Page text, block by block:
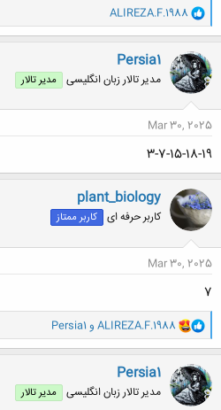
و
ا
ک
ن
ش
ه
ا
ALIREZA.F.1988
Persia1
مدیر تالار زبان انگلیسی مدیر تالار
Mar 30, 2025
۳-۷-۱۵-۱۸-۱۹
plant_biology
کاربر حرفه ای کاربر ممتاز
Mar 30, 2025
۷
و
ا
ک
ن
ش
ه
ALIREZA.F.1988 و Persia1
Persia1
مدیر تالار زبان انگلیسی مدیر تالار